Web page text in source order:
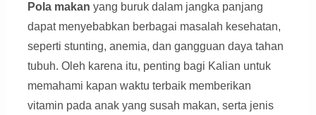
Pola makan yang buruk dalam jangka panjang
dapat menyebabkan berbagai masalah kesehatan,
seperti stunting, anemia, dan gangguan daya tahan
tubuh. Oleh karena itu, penting bagi Kalian untuk
memahami kapan waktu terbaik memberikan
vitamin pada anak yang susah makan, serta jenis